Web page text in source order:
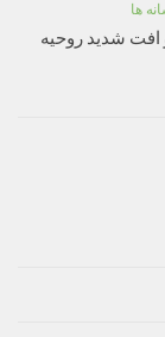
ها
و افت شدید روحیه